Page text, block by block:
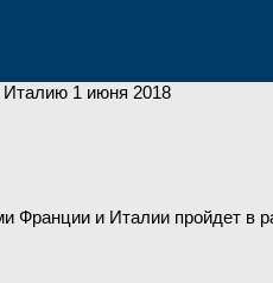
1 июня 2018
Франции и Италии пройдет в